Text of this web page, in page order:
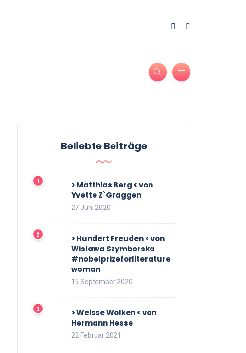
Beliebte Beiträge
> Matthias Berg < von
Yvette Z`Graggen
27 Juni 2020
> Hundert Freuden < von
Wislawa Szymborska
#nobelprizeforliterature
woman
16 September 2020
> Weisse Wolken < von
Hermann Hesse
22 Februar 2021